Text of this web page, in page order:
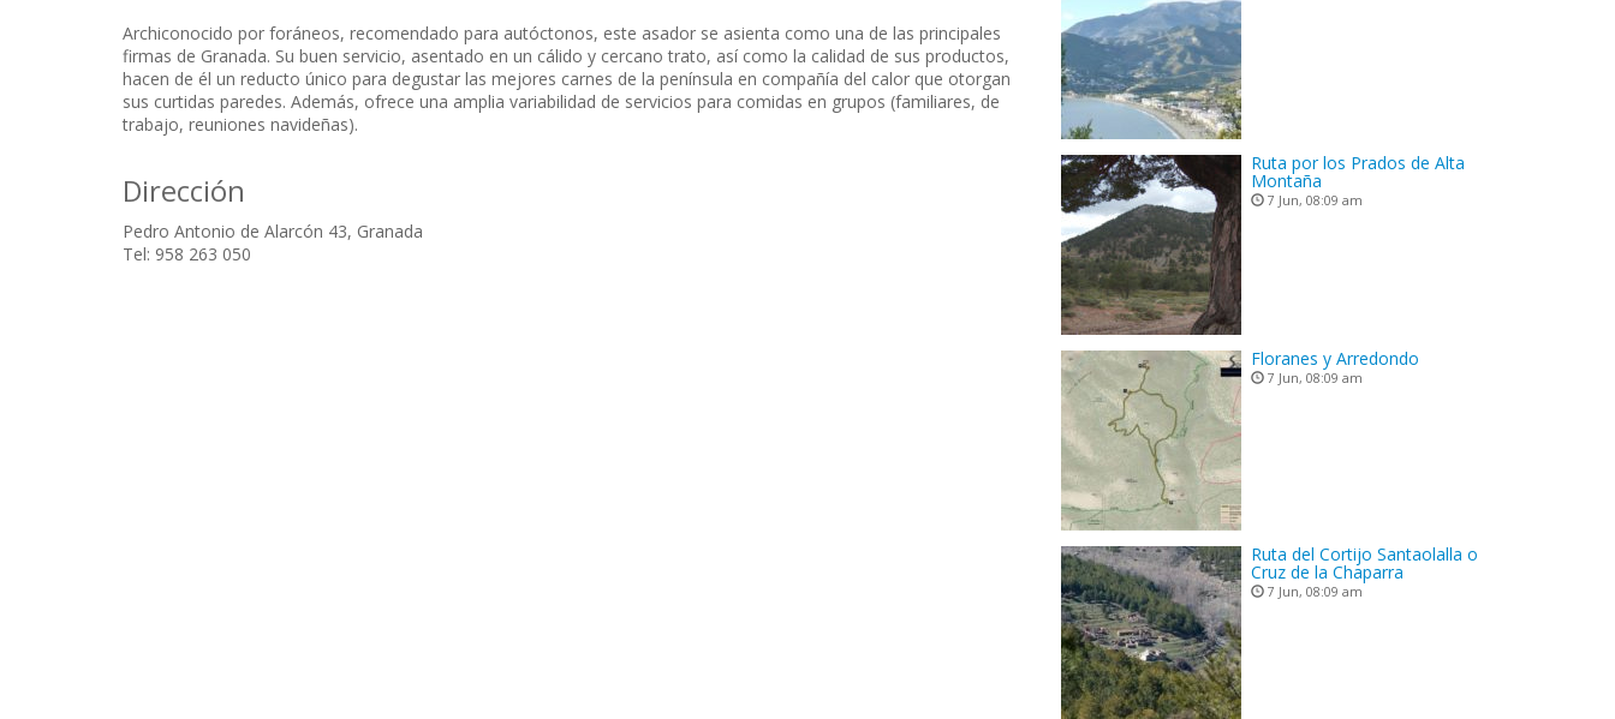
Archiconocido por foráneos, recomendado para autóctonos, este asador se asienta como una de las principales
firmas de Granada. Su buen servicio, asentado en un cálido y cercano trato, así como la calidad de sus productos,
hacen de él un reducto único para degustar las mejores carnes de la península en compañía del calor que otorgan
sus curtidas paredes. Además, ofrece una amplia variabilidad de servicios para comidas en grupos (familiares, de
trabajo, reuniones navideñas).
Dirección
Pedro Antonio de Alarcón 43, Granada
Tel: 958 263 050
Ruta por los Prados de Alta
Montaña
7 Jun, 08:09 am
Floranes y Arredondo
7 Jun, 08:09 am
Ruta del Cortijo Santaolalla o
Cruz de la Chaparra
7 Jun, 08:09 am